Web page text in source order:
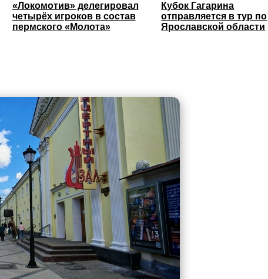
«Локомотив» делегировал
четырёх игроков в состав
пермского «Молота»
Кубок Гагарина
отправляется в тур по
Ярославской области